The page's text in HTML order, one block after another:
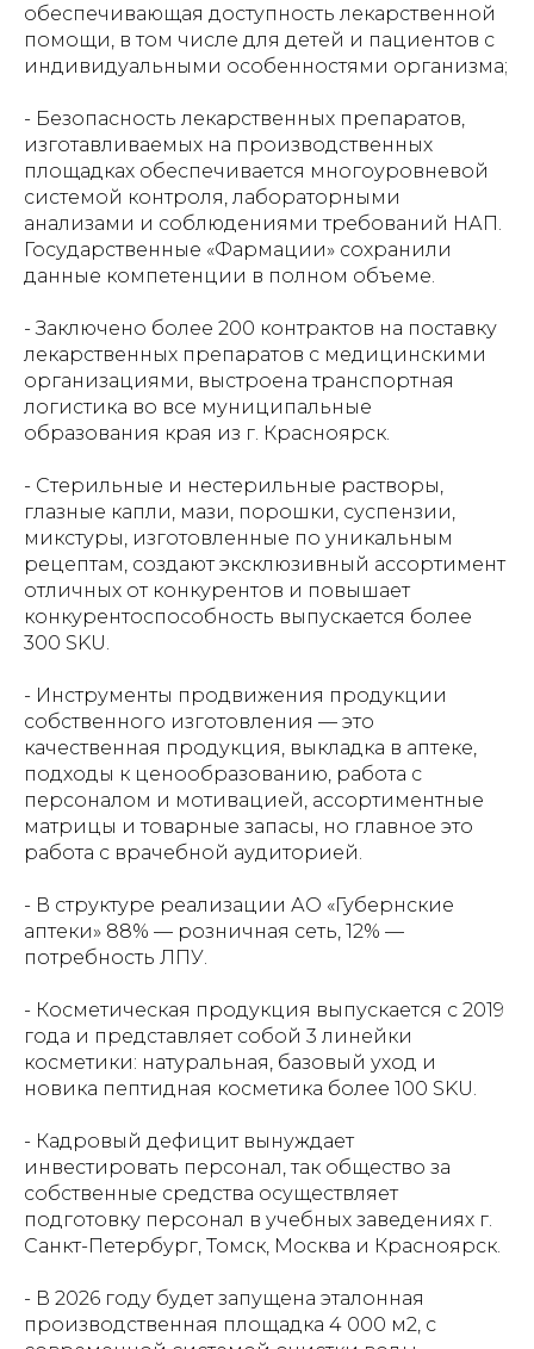
обеспечивающая доступность лекарственной
помощи, в том числе для детей и пациентов с
индивидуальными особенностями организма;
- Безопасность лекарственных препаратов,
изготавливаемых на производственных
площадках обеспечивается многоуровневой
системой контроля, лабораторными
анализами и соблюдениями требований НАП.
Государственные «Фармации» сохранили
данные компетенции в полном объеме.
- Заключено более 200 контрактов на поставку
лекарственных препаратов с медицинскими
организациями, выстроена транспортная
логистика во все муниципальные
образования края из г. Красноярск.
- Стерильные и нестерильные растворы,
глазные капли, мази, порошки, суспензии,
микстуры, изготовленные по уникальным
рецептам, создают эксклюзивный ассортимент
отличных от конкурентов и повышает
конкурентоспособность выпускается более
300 SKU.
- Инструменты продвижения продукции
собственного изготовления — это
качественная продукция, выкладка в аптеке,
подходы к ценообразованию, работа с
персоналом и мотивацией, ассортиментные
матрицы и товарные запасы, но главное это
работа с врачебной аудиторией.
- В структуре реализации АО «Губернские
аптеки» 88% — розничная сеть, 12% —
потребность ЛПУ.
- Косметическая продукция выпускается с 2019
года и представляет собой 3 линейки
косметики: натуральная, базовый уход и
новика пептидная косметика более 100 SKU.
- Кадровый дефицит вынуждает
инвестировать персонал, так общество за
собственные средства осуществляет
подготовку персонал в учебных заведениях г.
Санкт-Петербург, Томск, Москва и Красноярск.
- В 2026 году будет запущена эталонная
производственная площадка 4 000 м2, с